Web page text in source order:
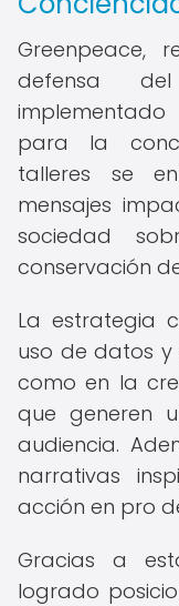
Greenpeace,
defensa
para la
talleres se
mensajes
sociedad
conservación
La estrategia
uso de datos
como en la
que generen
audiencia.
narrativas
acción en pro
Gracias a
logrado